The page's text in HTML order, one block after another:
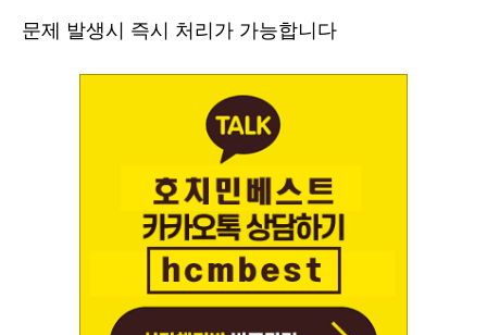
문제 발생시 즉시 처리가 가능합니다